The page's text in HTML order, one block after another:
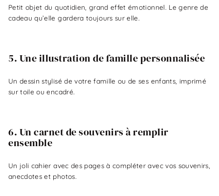
Petit objet du quotidien, grand effet émotionnel. Le genre de
cadeau qu’elle gardera toujours sur elle.
5. Une illustration de famille personnalisée
Un dessin stylisé de votre famille ou de ses enfants, imprimé
sur toile ou encadré.
6. Un carnet de souvenirs à remplir
ensemble
Un joli cahier avec des pages à compléter avec vos souvenirs,
anecdotes et photos.